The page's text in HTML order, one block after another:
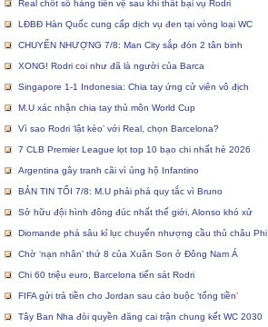
Real chốt sổ hàng tiền vệ sau khi thất bại vụ Rodri
LĐBĐ Hàn Quốc cung cấp dịch vụ đen tại vòng loại WC
CHUYỂN NHƯỢNG 7/8: Man City sắp đón 2 tân binh
XONG! Rodri coi như đã là người của Barca
Singapore 1-1 Indonesia: Chia tay ứng cử viên vô địch
M.U xác nhận chia tay thủ môn World Cup
Vì sao Rodri ‘lật kèo’ với Real, chọn Barcelona?
7 CLB Premier League lọt top 10 bạo chi nhất hè 2026
Argentina gây tranh cãi vì ủng hộ Infantino
BẢN TIN TỐI 7/8: M.U phải phá quy tắc vì Bruno
Sở hữu đội hình đông đúc nhất thế giới, Alonso khó xử
Diomande phá sâu kỉ lục chuyển nhượng cầu thủ châu Phi
Chờ ‘nạn nhân’ thứ 8 của Xuân Son ở Đông Nam Á
Chi 60 triệu euro, Barcelona tiến sát Rodri
FIFA gửi trả tiền cho Jordan sau cáo buộc ‘tống tiền’
Tây Ban Nha đòi quyền đăng cai trận chung kết WC 2030